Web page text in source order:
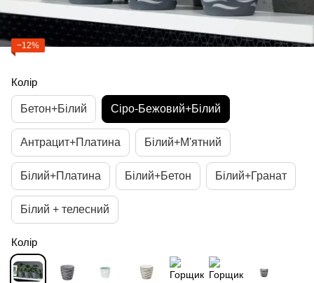
−12%
Колір
Бетон+Білий Сіро-Бежовий+Білий
Антрацит+Платина Білий+М'ятний
Білий+Платина Білий+Бетон Білий+Гранат
Білий + телесний
Колір